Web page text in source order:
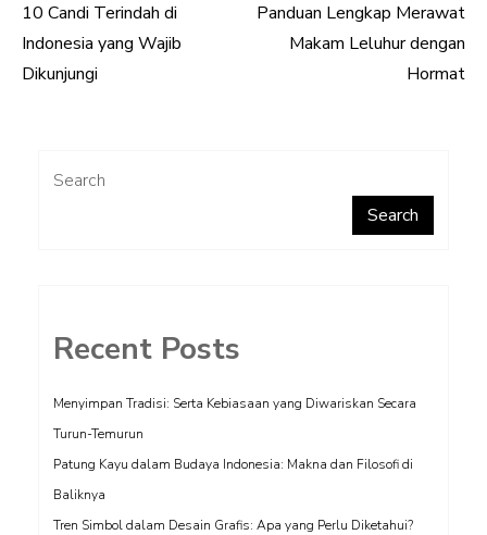
Post
navigation
10 Candi Terindah di
Indonesia yang Wajib
Dikunjungi
Panduan Lengkap Merawat
Makam Leluhur dengan
Hormat
Search
Search
Recent Posts
Menyimpan Tradisi: Serta Kebiasaan yang Diwariskan Secara
Turun-Temurun
Patung Kayu dalam Budaya Indonesia: Makna dan Filosofi di
Baliknya
Tren Simbol dalam Desain Grafis: Apa yang Perlu Diketahui?